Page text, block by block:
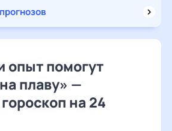
опыт помогут
плаву» —
на 24